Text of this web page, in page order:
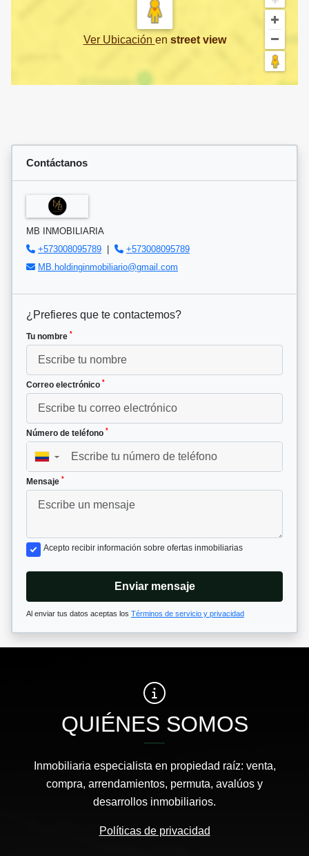
Ver Ubicación en street view
Contáctanos
MB INMOBILIARIA
+573008095789 |
+573008095789
MB.holdinginmobiliario@gmail.com
¿Prefieres que te contactemos?
Tu nombre *
Correo electrónico *
Número de teléfono *
▼
Mensaje *
Acepto recibir información sobre ofertas inmobiliarias
Enviar mensaje
Al enviar tus datos aceptas los Términos de servicio y privacidad
QUIÉNES SOMOS
Inmobiliaria especialista en propiedad raíz: venta,
compra, arrendamientos, permuta, avalúos y
desarrollos inmobiliarios.
Políticas de privacidad